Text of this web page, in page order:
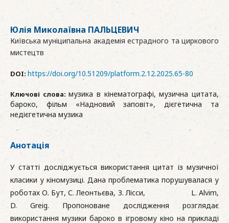
Юлія Миколаївна ПАЛЬЦЕВИЧ
Київська муніципальна академія естрадного та циркового
мистецтв
DOI: https://doi.org/10.51209/platform.2.12.2025.65-80
Ключові слова:музика в кінематографі, музична цитата,
бароко, фільм «Надновий заповіт», дієгетична та
недієгетична музика
Анотація
У статті досліджується використання цитат із музичної
класики у кіномузиці. Дана проблематика порушувалася у
роботах О. Бут, С. Леонтьєва, З. Лісси, L. Alvim,
D. Greig. Пропоноване дослідження розглядає
використання музики бароко в ігровому кіно на прикладі